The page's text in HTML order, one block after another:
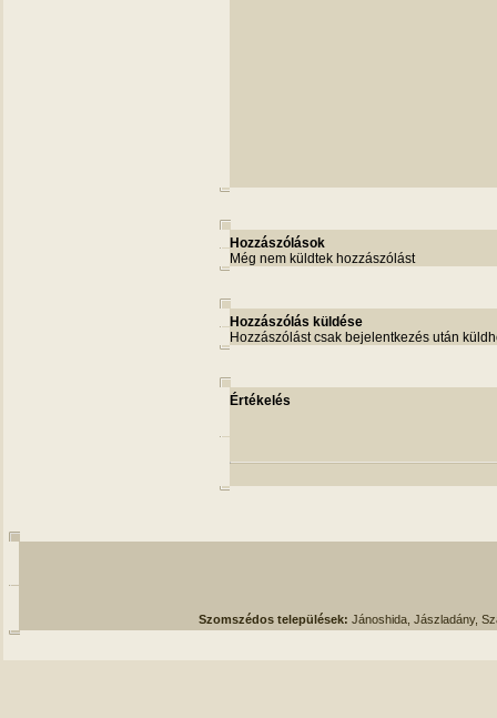
Hozzászólások
Még nem küldtek hozzászólást
Hozzászólás küldése
Hozzászólást csak bejelentkezés után
Értékelés
Szomszédos települések: Jánoshida, Jászladány,